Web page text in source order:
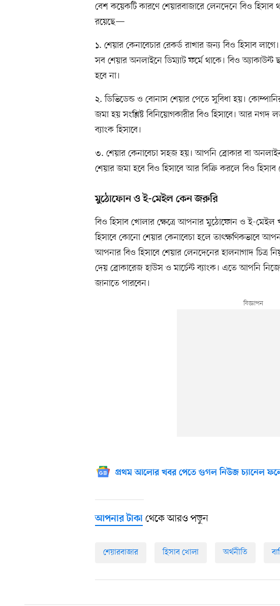
বেশ কয়েকটি কারণে শেয়ারবাজারে লেনদেনে বিও
রয়েছে—
১. শেয়ার কেনাবেচার রেকর্ড রাখার জন্য বিও হিসাব
সব শেয়ার অনলাইনে ডিম্যাট ফর্মে থাকে। বিও
হবে না।
২. ডিভিডেন্ড ও বোনাস শেয়ার পেতে সুবিধা হয়।
জমা হয় সংশ্লিষ্ট বিনিয়োগকারীর বিও হিসাবে। আর নগদ
ব্যাংক হিসাবে।
৩. শেয়ার কেনাবেচা সহজ হয়। আপনি ব্রোকার বা
শেয়ার জমা হবে বিও হিসাবে আর বিক্রি করলে বিও হিসাব
মুঠোফোন ও ই-মেইল কেন জরুরি
বিও হিসাব খোলার ক্ষেত্রে আপনার মুঠোফোন ও ই-
হিসাবে কোনো শেয়ার কেনাবেচা হলে তাৎক্ষণিকভাবে
আপনার বিও হিসাবে শেয়ার লেনদেনের হালনাগাদ চিত্র
দেয় ব্রোকারেজ হাউস ও মার্চেন্ট ব্যাংক। এতে আপনি
জানাতে পারবেন।
প্রথম আলোর খবর পেতে গুগল নিউজ চ্যানেল
আপনার টাকা থেকে আরও পড়ুন
শেয়ারবাজার হিসাব খোলা অর্থনীতি